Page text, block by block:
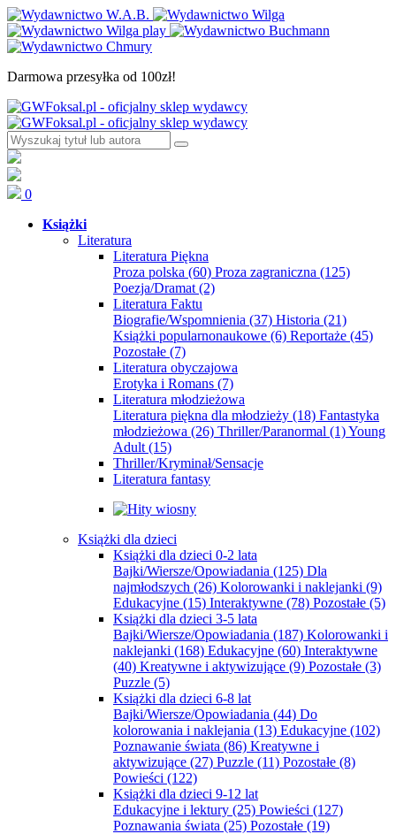
Darmowa przesyłka od 100zł!
0
Książki
Literatura
Literatura Piękna
Proza polska (60) Proza zagraniczna (125)
Poezja/Dramat (2)
Literatura Faktu
Biografie/Wspomnienia (37) Historia (21)
Książki popularnonaukowe (6) Reportaże (45)
Pozostałe (7)
Literatura obyczajowa
Erotyka i Romans (7)
Literatura młodzieżowa
Literatura piękna dla młodzieży (18) Fantastyka
młodzieżowa (26) Thriller/Paranormal (1)Young
Adult (15)
Thriller/Kryminał/Sensacje
Literatura fantasy
Książki dla dzieci
Książki dla dzieci 0-2 lata
Bajki/Wiersze/Opowiadania (125) Dla
najmłodszych (26) Kolorowanki i naklejanki (9)
Edukacyjne (15) Interaktywne (78) Pozostałe (5)
Książki dla dzieci 3-5 lata
Bajki/Wiersze/Opowiadania (187) Kolorowanki i
naklejanki (168) Edukacyjne (60) Interaktywne
(40) Kreatywne i aktywizujące (9) Pozostałe (3)
Puzzle (5)
Książki dla dzieci 6-8 lat
Bajki/Wiersze/Opowiadania (44) Do
kolorowania i naklejania (13) Edukacyjne (102)
Poznawanie świata (86) Kreatywne i
aktywizujące (27) Puzzle (11) Pozostałe (8)
Powieści (122)
Książki dla dzieci 9-12 lat
Edukacyjne i lektury (25) Powieści (127)
Poznawania świata (25) Pozostałe (19)